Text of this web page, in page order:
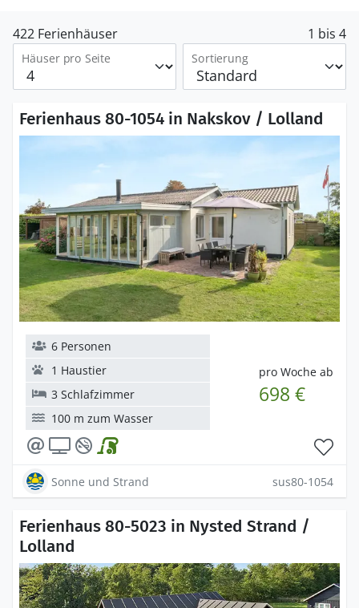
422 Ferienhäuser 1 bis 4
Häuser pro Seite Sortierung
Ferienhaus 80-1054 in Nakskov / Lolland
pro Woche ab
698 €
6 Personen
1 Haustier
3 Schlafzimmer
100 m zum Wasser
Sonne und Strand sus80-1054
Ferienhaus 80-5023 in Nysted Strand /
Lolland